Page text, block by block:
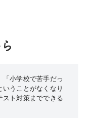
小学校で苦手だっ
うことがなくなり
スト対策までできる